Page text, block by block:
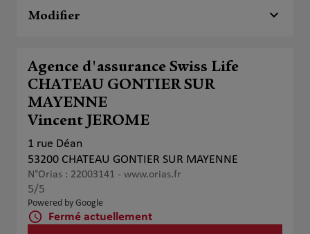
Modifier
Agence d'assurance Swiss Life
CHATEAU GONTIER SUR
MAYENNE
Vincent JEROME
1 rue Déan
53200 CHATEAU GONTIER SUR MAYENNE
N°Orias : 22003141 - www.orias.fr
5/5
Powered by Google
Fermé actuellement